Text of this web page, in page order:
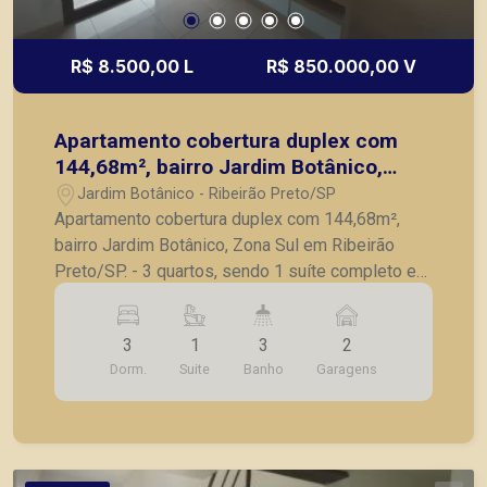
R$ 8.500,00 L R$ 850.000,00 V
Apartamento cobertura duplex com
144,68m², bairro Jardim Botânico,
Zona Sul em Ribeirão Preto/SP.
Jardim Botânico - Ribeirão Preto/SP
Apartamento cobertura duplex com 144,68m²,
bairro Jardim Botânico, Zona Sul em Ribeirão
Preto/SP. - 3 quartos, sendo 1 suíte completo em
armários; - Banheiro social; - Sala para 2
ambientes; - Cozinha planejada; - Lavanderia; -
Banheiro de serviço; - Varanda gourmet com
churrasqueira; - 2 vagas de garagem. A Piramid
tem como objetivo atender seus clientes com
principais lançamentos da cidade de Ribeirão
3
Dorm.
1
Suite
3
Banho
2
Garagens